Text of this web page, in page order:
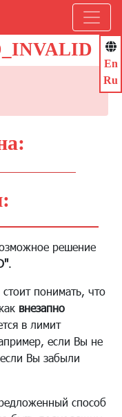
En
Ru
решение
.
понимать, что
внезапно
в лимит
если Вы не
Вы забыли
способ